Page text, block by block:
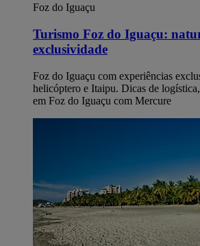
Foz do Iguaçu
Turismo Foz do Iguaçu:
exclusividade
Foz do Iguaçu com experiências
helicóptero e Itaipu. Dicas de
em Foz do Iguaçu com Mercure